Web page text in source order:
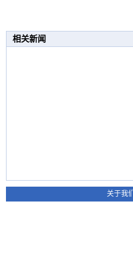
相关新闻
关于我们